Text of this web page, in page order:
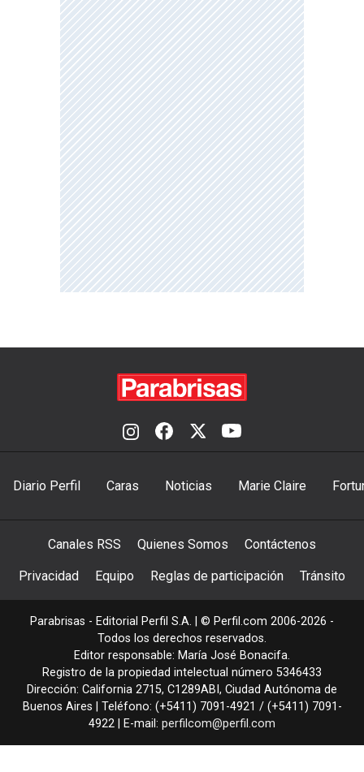
Diario Perfil Caras Noticias Marie Claire
Canales RSS Quienes Somos Contáctenos
Privacidad Equipo Reglas de participación Tránsito
Parabrisas - Editorial Perfil S.A. | © Perfil.com 2006-2026 -
Todos los derechos reservados.
Editor responsable: María José Bonacifa.
Registro de la propiedad intelectual número 5346433
Dirección: California 2715, C1289ABI , Ciudad Autónoma de
Buenos Aires | Teléfono: (+5411) 7091-4921 / (+5411) 7091-
4922 | E-mail: perfilcom@perfil.com